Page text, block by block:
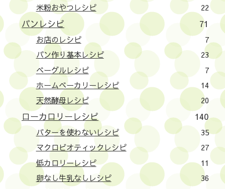
米粉おやつレシピ
22
パンレシピ 71
お店のレシピ
7
パン作り基本レシピ
23
ベーグルレシピ
7
ホームベーカリーレシピ
14
天然酵母レシピ
20
ローカロリーレシピ 140
バターを使わないレシピ
35
マクロビオティックレシピ
27
低カロリーレシピ
11
卵なし牛乳なしレシピ
36